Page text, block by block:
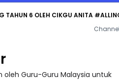
TAHUN 6 OLEH CIKGU ANITA
oleh Guru-Guru Malaysia untuk